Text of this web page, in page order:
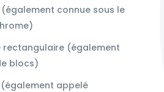
connue sous le
rectangulaire (également
blocs)
appelé